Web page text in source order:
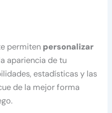
permiten personalizar
apariencia de tu
estadísticas y las
de la mejor forma